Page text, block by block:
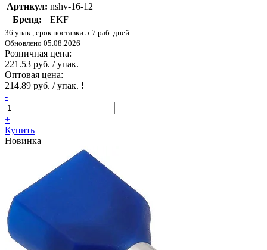
Артикул: nshv-16-12
Бренд:
EKF
36 упак., срок поставки 5-7 раб. дней
Обновлено 05.08.2026
Розничная цена:
221.53 руб. / упак.
Оптовая цена:
214.89 руб. / упак. !
-
+
Купить
Новинка